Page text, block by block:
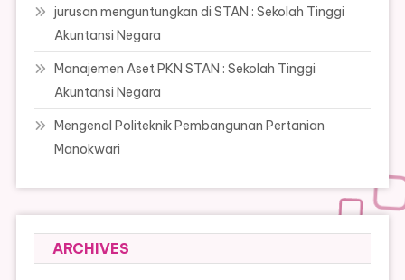
jurusan menguntungkan di STAN : Sekolah Tinggi
Akuntansi Negara
Manajemen Aset PKN STAN : Sekolah Tinggi
Akuntansi Negara
Mengenal Politeknik Pembangunan Pertanian
Manokwari
ARCHIVES